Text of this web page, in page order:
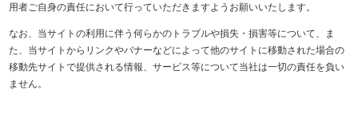
採用情報
お問い合わせ
用者ご自身の責任において行っていただきますようお願いいたします。
なお、当サイトの利用に伴う何らかのトラブルや損失・損害等について、ま
た、当サイトからリンクやバナーなどによって他のサイトに移動された場合の
移動先サイトで提供される情報、サービス等について当社は一切の責任を負い
ません。